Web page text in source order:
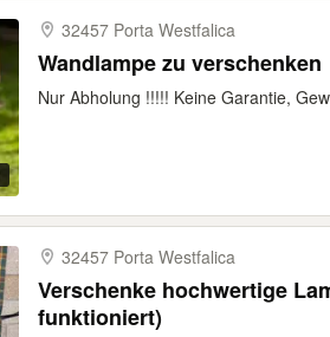
32457 Porta Westfalica
Wandlampe zu verschenken
Nur Abholung !!!!! Keine Garantie,
32457 Porta Westfalica
Verschenke hochwertige
funktioniert)